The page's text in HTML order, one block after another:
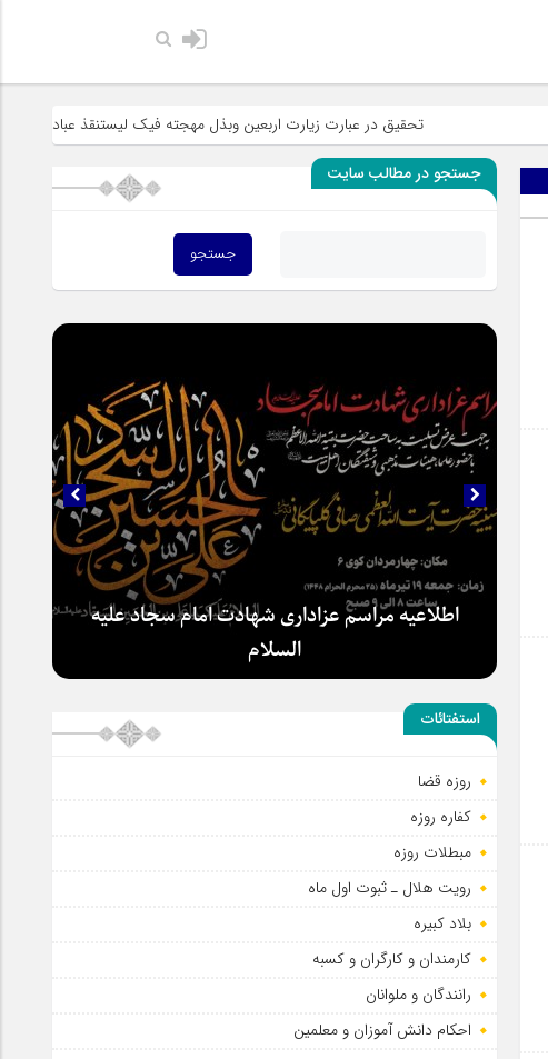
تحقیق در عبارت زیارت اربعین وبذل مهجته فیک لیستنقذ عبادک من الجهاله
جستجو در مطالب سایت
اطلاعیه مراسم عزاداری شهادت امام سجاد علیه
استفتائات
روزه قضا
کفاره روزه
مبطلات روزه
رویت هلال ـ ثبوت اول ماه
بلاد کبیره
کارمندان و کارگران و کسبه
رانندگان و ملوانان
احکام دانش آموزان و معلمین